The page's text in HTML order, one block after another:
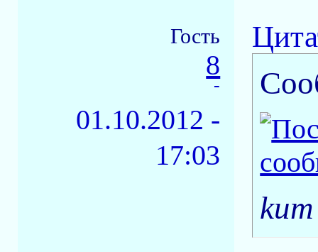
Гость
8
-
01.10.2012 -
17:03
kum